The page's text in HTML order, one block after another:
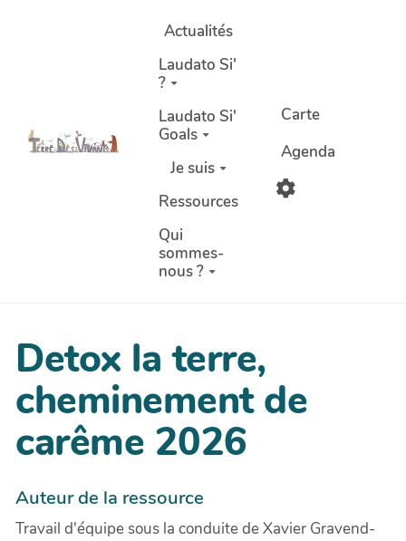
Aller au contenu principalActualités
Laudato Si'
?
Laudato Si'
Goals
Je suis
Ressources
Qui
sommes-
nous ?
Carte
Agenda
Detox la terre,
cheminement de
carême 2026
Auteur de la ressource
Travail d'équipe sous la conduite de Xavier Gravend-